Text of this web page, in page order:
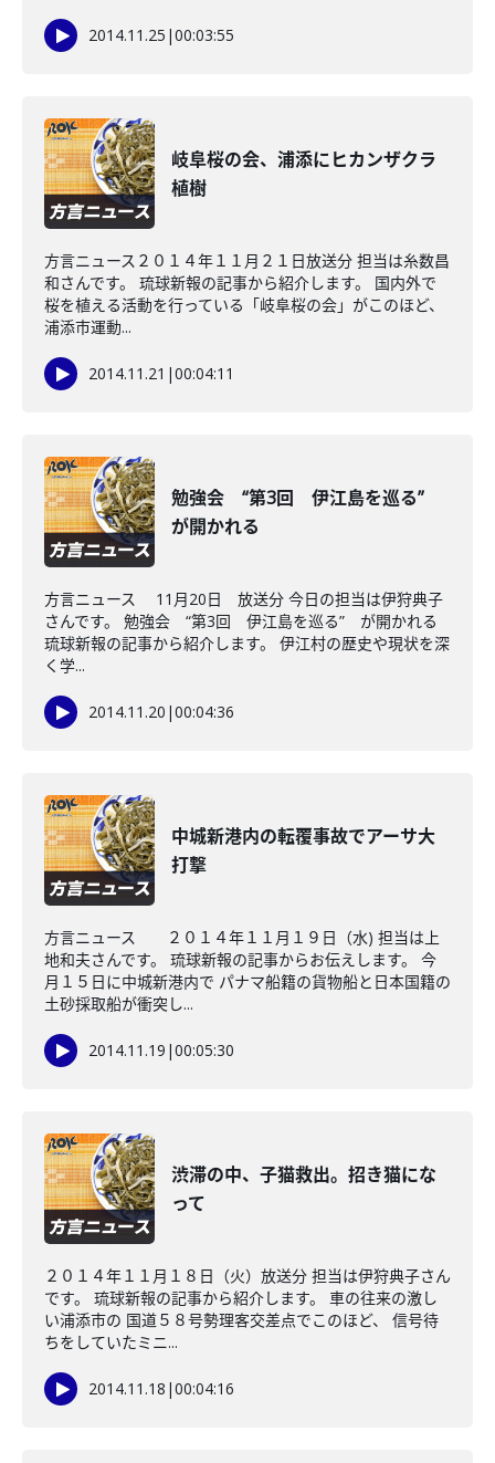
2014.11.25 |00:03:55
岐阜桜の会、浦添にヒカンザクラ
植樹
方言ニュース２０１４年１１月２１日放送分 担当は糸数昌
和さんです。 琉球新報の記事から紹介します。 国内外で
桜を植える活動を行っている「岐阜桜の会」がこのほど、
浦添市運動...
2014.11.21 |00:04:11
勉強会 “第3回 伊江島を巡る”
が開かれる
方言ニュース 11月20日 放送分 今日の担当は伊狩典子
さんです。 勉強会 “第3回 伊江島を巡る” が開かれる
琉球新報の記事から紹介します。 伊江村の歴史や現状を深
く学...
2014.11.20 |00:04:36
中城新港内の転覆事故でアーサ大
打撃
方言ニュース ２０１４年１１月１９日（水) 担当は上
地和夫さんです。 琉球新報の記事からお伝えします。 今
月１５日に中城新港内で パナマ船籍の貨物船と日本国籍の
土砂採取船が衝突し...
2014.11.19 |00:05:30
渋滞の中、子猫救出。招き猫にな
って
２０１４年１１月１８日（火）放送分 担当は伊狩典子さん
です。 琉球新報の記事から紹介します。 車の往来の激し
い浦添市の 国道５８号勢理客交差点でこのほど、 信号待
ちをしていたミニ...
2014.11.18 |00:04:16